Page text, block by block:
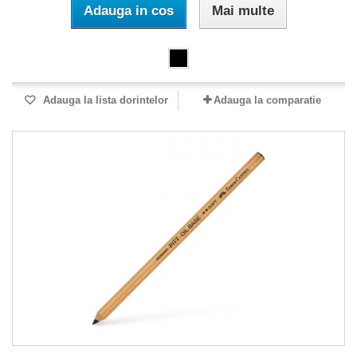
Adauga in cos Mai multe
Adauga la lista dorintelor Adauga la comparatie